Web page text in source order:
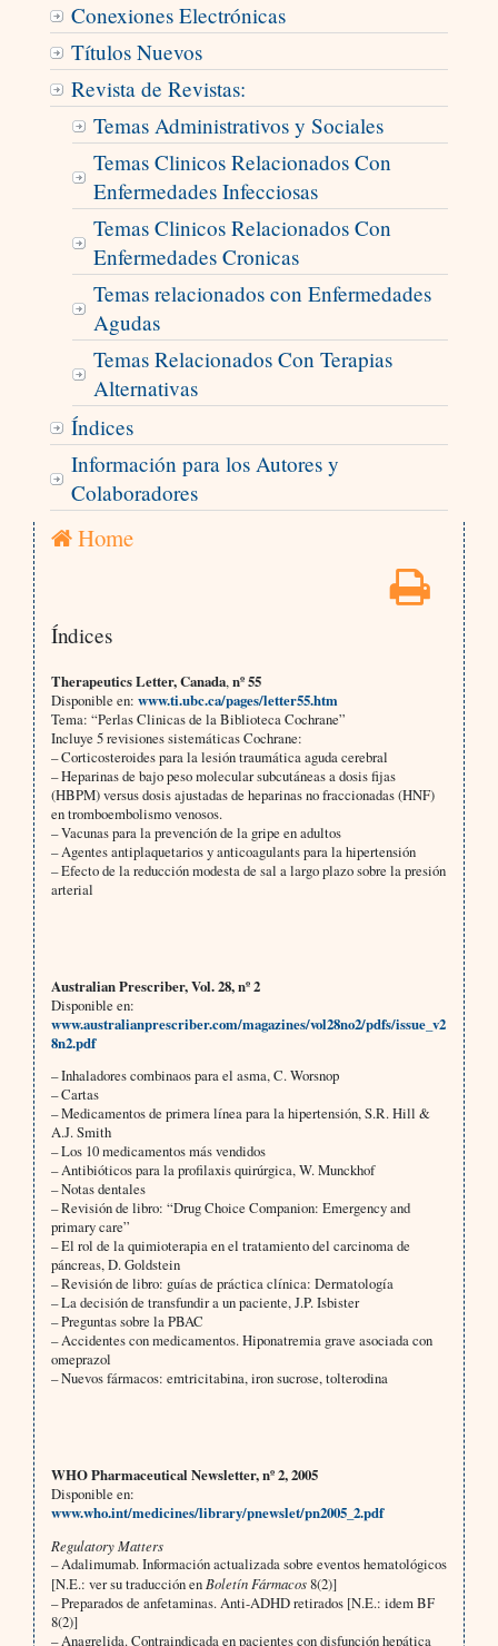
Conexiones Electrónicas
Títulos Nuevos
Revista de Revistas:
Temas Administrativos y Sociales
Temas Clinicos Relacionados Con
Enfermedades Infecciosas
Temas Clinicos Relacionados Con
Enfermedades Cronicas
Temas relacionados con Enfermedades
Agudas
Temas Relacionados Con Terapias
Alternativas
Índices
Información para los Autores y
Colaboradores
Home
Índices
Therapeutics Letter, Canada,nº 55
Disponible en: www.ti.ubc.ca/pages/letter55.htm
Tema: “Perlas Clinicas de la Biblioteca Cochrane”
Incluye 5 revisiones sistemáticas Cochrane:
– Corticosteroides para la lesión traumática aguda cerebral
– Heparinas de bajo peso molecular subcutáneas a dosis fijas
(HBPM) versus dosis ajustadas de heparinas no fraccionadas (HNF)
en tromboembolismo venosos.
– Vacunas para la prevención de la gripe en adultos
– Agentes antiplaquetarios y anticoagulants para la hipertensión
– Efecto de la reducción modesta de sal a largo plazo sobre la presión
arterial
Australian Prescriber, Vol. 28, nº 2
Disponible en:
www.australianprescriber.com/magazines/vol28no2/pdfs/issue_v2
8n2.pdf
– Inhaladores combinaos para el asma, C. Worsnop
– Cartas
– Medicamentos de primera línea para la hipertensión, S.R. Hill &
A.J. Smith
– Los 10 medicamentos más vendidos
– Antibióticos para la profilaxis quirúrgica, W. Munckhof
– Notas dentales
– Revisión de libro: “Drug Choice Companion: Emergency and
primary care”
– El rol de la quimioterapia en el tratamiento del carcinoma de
páncreas, D. Goldstein
– Revisión de libro: guías de práctica clínica: Dermatología
– La decisión de transfundir a un paciente, J.P. Isbister
– Preguntas sobre la PBAC
– Accidentes con medicamentos. Hiponatremia grave asociada con
omeprazol
– Nuevos fármacos: emtricitabina, iron sucrose, tolterodina
WHO Pharmaceutical Newsletter, nº 2, 2005
Disponible en:
www.who.int/medicines/library/pnewslet/pn2005_2.pdf
Regulatory Matters
– Adalimumab. Información actualizada sobre eventos hematológicos
[N.E.: ver su traducción en Boletín Fármacos8(2)]
– Preparados de anfetaminas. Anti-ADHD retirados [N.E.: idem BF
8(2)]
– Anagrelida. Contraindicada en pacientes con disfunción hepática